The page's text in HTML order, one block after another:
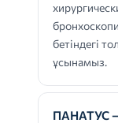
бетіндегі
ұсынамыз.
ПАНАТУС —